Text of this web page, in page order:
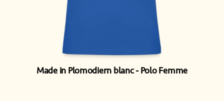
Made in Plomodiern blanc Polo Femme